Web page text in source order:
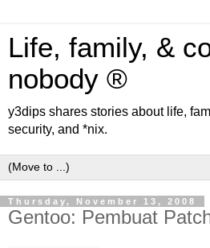
Life, family, &
nobody ®
y3dips shares stories about life,
security, and *nix.
Thursday, November 13, 2008
Gentoo: Pembuat